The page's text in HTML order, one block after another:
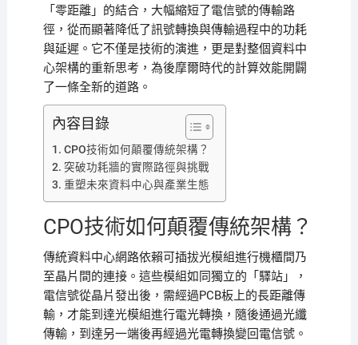
「零距離」的結合，大幅縮短了電信號的傳輸路
徑，從而顯著降低了訊號轉換與傳輸過程中的功耗
與延遲。它不僅是技術的演進，更是對整個資料中
心架構的重新思考，為後摩爾時代的計算效能開闢
了一條全新的道路。
內容目錄
CPO技術如何顛覆傳統架構？
突破功耗牆的實際路徑與挑戰
重塑未來資料中心與產業生態
CPO技術如何顛覆傳統架構？
傳統資料中心網路依賴可插拔光模組進行機櫃間乃
至晶片間的連接。這些模組如同獨立的「驛站」，
電信號從晶片發出後，需經過PCB板上的長距離傳
輸，才能到達光模組進行電光轉換，隨後通過光纖
傳輸，到達另一端後再經過光電轉換變回電信號。